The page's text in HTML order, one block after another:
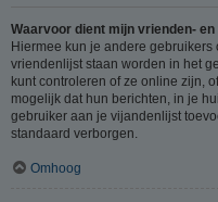
Waarvoor dient mijn vrienden-
Hiermee kun je andere gebruikers
vriendenlijst staan worden in het
kunt controleren of ze online zijn,
mogelijk dat hun berichten, in je
gebruiker aan je vijandenlijst
standaard verborgen.
Omhoog